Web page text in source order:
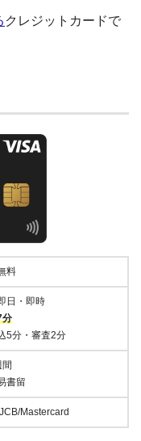
クレジットカードで
料
日・即時
分
5分・審査2分
間
書留
Mastercard